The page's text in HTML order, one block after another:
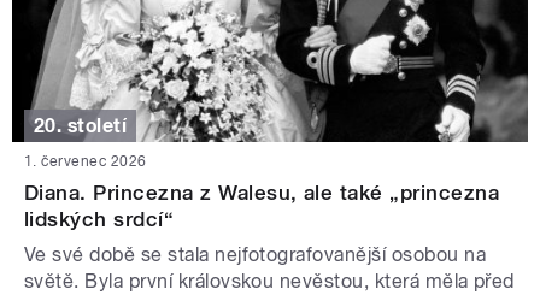
20. století
1. červenec 2026
Diana. Princezna z Walesu, ale také „princezna
lidských srdcí“
Ve své době se stala nejfotografovanější osobou na
světě. Byla první královskou nevěstou, která měla před